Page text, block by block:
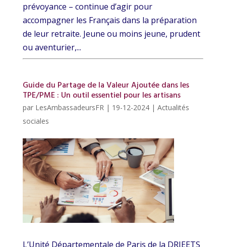
prévoyance – continue d’agir pour
accompagner les Français dans la préparation
de leur retraite. Jeune ou moins jeune, prudent
ou aventurier,...
Guide du Partage de la Valeur Ajoutée dans les
TPE/PME : Un outil essentiel pour les artisans
par LesAmbassadeursFR | 19-12-2024| Actualités
sociales
L’Unité Départementale de Paris de la DRIEETS